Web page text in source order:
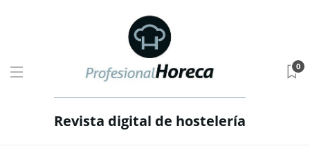
Revista digital de hostelería
0